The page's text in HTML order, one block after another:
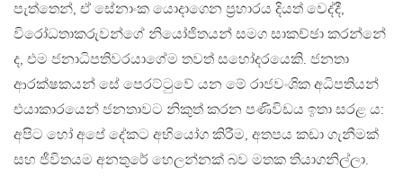
පැත්තෙන්, ඒ සේනාංක යොදාගෙන ප‍්‍රහාරය දියත් වෙද්දී,
විරෝධතාකරුවන්ගේ නියෝජිතයන් සමග සාකච්ඡා කරන්නේ
ද, එම ජනාධිපතිවරයාගේම තවත් සහෝදරයෙකි. ජනතා
ආරක්ෂකයන් සේ පෙරට්ටුවේ යන මේ රාජවංශික අධිපතියන්
එයාකාරයෙන් ජනතාවට නිකුත් කරන පණිවිඩය ඉතා සරළ ය:
අපිට හෝ අපේ දේකට අභියෝග කිරීම, අතපය කඩා ගැනීමක්
සහ ජීවිතයම අනතුරේ හෙලන්නක් බව මතක තියාගනිල්ලා.